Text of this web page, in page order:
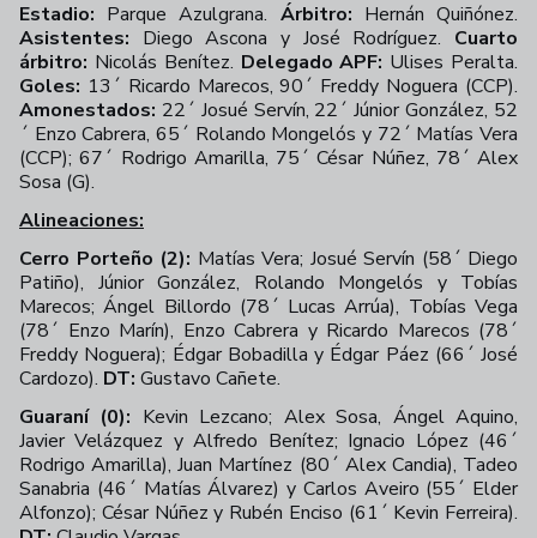
Estadio: Parque Azulgrana. Árbitro: Hernán Quiñónez.
Asistentes: Diego Ascona y José Rodríguez. Cuarto
árbitro: Nicolás Benítez. Delegado APF: Ulises Peralta.
Goles: 13´ Ricardo Marecos, 90´ Freddy Noguera (CCP).
Amonestados: 22´ Josué Servín, 22´ Júnior González, 52
´ Enzo Cabrera, 65´ Rolando Mongelós y 72´ Matías Vera
(CCP); 67´ Rodrigo Amarilla, 75´ César Núñez, 78´ Alex
Sosa (G).
Alineaciones:
Cerro Porteño (2): Matías Vera; Josué Servín (58´ Diego
Patiño), Júnior González, Rolando Mongelós y Tobías
Marecos; Ángel Billordo (78´ Lucas Arrúa), Tobías Vega
(78´ Enzo Marín), Enzo Cabrera y Ricardo Marecos (78´
Freddy Noguera); Édgar Bobadilla y Édgar Páez (66´ José
Cardozo). DT: Gustavo Cañete.
Guaraní (0): Kevin Lezcano; Alex Sosa, Ángel Aquino,
Javier Velázquez y Alfredo Benítez; Ignacio López (46´
Rodrigo Amarilla), Juan Martínez (80´ Alex Candia), Tadeo
Sanabria (46´ Matías Álvarez) y Carlos Aveiro (55´ Elder
Alfonzo); César Núñez y Rubén Enciso (61´ Kevin Ferreira).